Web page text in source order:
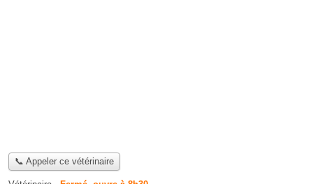
📞 Appeler ce vétérinaire